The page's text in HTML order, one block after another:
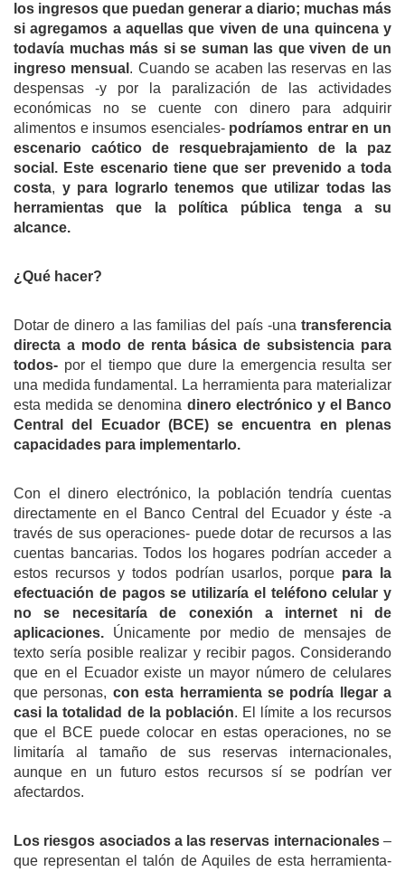
los ingresos que puedan generar a diario; muchas más
si agregamos a aquellas que viven de una quincena y
todavía muchasmás si se suman las que viven de un
ingreso mensual . Cuando se acaben las reservas en las
despensas -y por la paralización de las actividades
económicas no se cuente con dinero para adquirir
alimentos e insumos esenciales- pod ríamos entrar en un
escenario caótico de resquebrajamiento de la paz
social. Este escenario tiene que ser prevenidoa toda
costa, y para lograrlo tenemos que utilizar todas las
herramientas que la política pública tenga a su
alcance.
¿Qué hacer?
Dotar de dinero a las familias del país -una transferencia
directa a modo de renta básica de subsistencia para
todos- por el tiempo que dure la emergencia resulta ser
una medida fundamental. La herramienta para materializar
esta medida se denomina dinero electrónico y el Banco
Central del Ecuador (BCE) se encuentra en plenas
capacidades para implementarlo.
Con el dinero electrónico, la población tendría cuentas
directamente en el Banco Central del Ecuador y éste -a
través de sus operaciones- puede dotar de recursos a las
cuentas bancarias. Todos los hogares podrían acceder a
estos recursos y todos podrían usarlos, porque para
la
efectuación depagos se utilizaría el teléfono celular y
no se necesitaríade conexión a internet ni de
aplicaciones. Únicamente por medio de mensajes de
texto sería posible realizar y recibir pagos. Considerando
que en el Ecuador existe un mayor número de celulares
que personas, con esta herramienta se podría llegar a
casi la totalidad de la población. El límite a los recursos
que el BCE puede colocar en estas operaciones, no se
limitaría al tamaño de sus reservas internacionales,
aunque en un futuro estos recursos sí se podrían ver
afectardos.
Los riesgos asociados a las reservas internacionales–
que representan el talón de Aquiles de esta herramienta-